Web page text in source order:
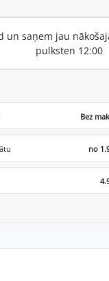
un saņem jau
pulksten 12:00
Bez
no